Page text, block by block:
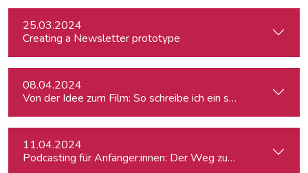
25.03.2024
Creating a Newsletter prototype
08.04.2024
Von der Idee zum Film: So schreibe ich ein schlüssiges
11.04.2024
Podcasting für Anfänger:innen: Der Weg zum eigenen